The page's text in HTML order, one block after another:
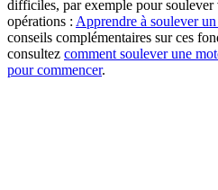
difficiles, par exemple pour
opérations : Apprendre à soulever
conseils complémentaires sur ces
consultez comment soulever une
pour commencer.